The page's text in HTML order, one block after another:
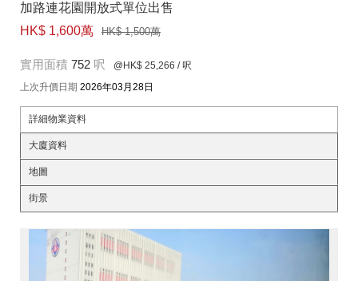
加路連花園開放式單位出售
HK$ 1,600萬
HK$ 1,500萬
實用面積 752 呎 @HK$ 25,266 / 呎
上次升價日期 2026年03月28日
詳細物業資料
大廈資料
地圖
街景